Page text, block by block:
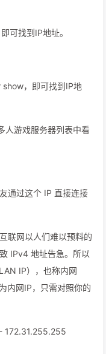
可找到IP地址。
，即可找到IP地
人游戏服务器列表中看
通过这个 IP 直接连接
联网以人们难以预料的
IPv4 地址告急。所以
IP），也称内网
内网IP，只需对照你的
172.31.255.255